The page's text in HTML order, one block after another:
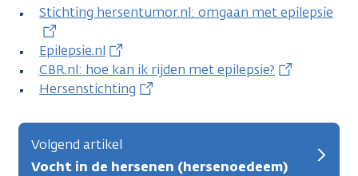
Stichting hersentumor.nl: omgaan met epilepsie
Epilepsie.nl
CBR.nl: hoe kan ik rijden met epilepsie?
Hersenstichting
Volgend artikel
Vocht in de hersenen (hersenoedeem)